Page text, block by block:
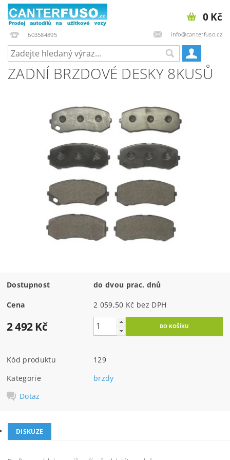
603584895 info@canterfuso.cz
0 Kč
ZADNÍ BRZDOVÉ DESKY 8KUSŮ
Dostupnost do dvou prac. dnů
Cena 2 059,50 Kč bez DPH
2 492 Kč
Kód produktu
129
Kategorie
brzdy
Dotaz
DISKUZE